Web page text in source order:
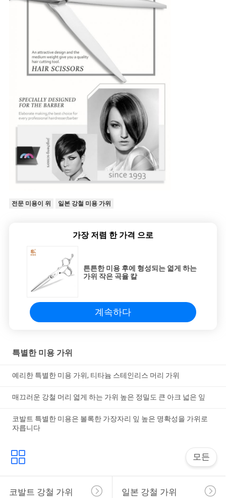
전문 미용이 위 일본 강철 미용 가위
가장 저렴 한 가격 으로
튼튼한 미용 후에 형성되는 엷게 하는
가위 작은 곡율 칼
계속하다
특별한 미용 가위
예리한 특별한 미용 가위, 티타늄 스테인리스 머리 가위
매끄러운 강철 머리 엷게 하는 가위 높은 정밀도 큰 아크 넓은 잎
코발트 특별한 미용은 볼록한 가장자리 잎 높은 명확성을 가위로
자릅니다
모든
코발트 강철 가위 일본 강철 가위